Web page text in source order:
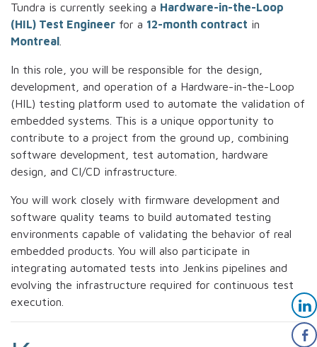
Tundra is currently seeking a Hardware-in-the-Loop
(HIL) Test Engineer for a 12-month contract in
Montreal
In this role, you will be responsible for the design,
development, and operation of a Hardware-in-the-Loop
(HIL) testing platform used to automate the validation of
embedded systems. This is a unique opportunity to
contribute to a project from the ground up, combining
software development, test automation, hardware
design, and CI/CD infrastructure.
You will work closely with firmware development and
software quality teams to build automated testing
environments capable of validating the behavior of real
embedded products. You will also participate in
integrating automated tests into Jenkins pipelines and
evolving the infrastructure required for continuous test
execution.